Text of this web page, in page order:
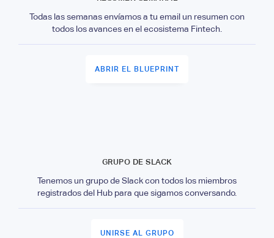
Todas las semanas envíamos a tu email un resumen con
todos los avances en el ecosistema Fintech.
ABRIR EL BLUEPRINT
GRUPO DE SLACK
Tenemos un grupo de Slack con todos los miembros
registrados del Hub para que sigamos conversando.
UNIRSE AL GRUPO